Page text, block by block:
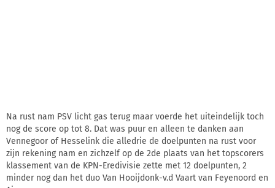
Na rust nam PSV licht gas terug maar voerde het uiteindelijk toch
nog de score op tot 8. Dat was puur en alleen te danken aan
Vennegoor of Hesselink die alledrie de doelpunten na rust voor
zijn rekening nam en zichzelf op de 2de plaats van het topscorers
klassement van de KPN-Eredivisie zette met 12 doelpunten, 2
minder nog dan het duo Van Hooijdonk-v.d Vaart van Feyenoord en